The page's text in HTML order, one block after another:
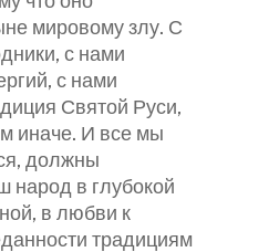
мировому злу. С
с нами
с нами
Святой Руси,
иначе. И все мы
должны
народ в глубокой
в любви к
традициям